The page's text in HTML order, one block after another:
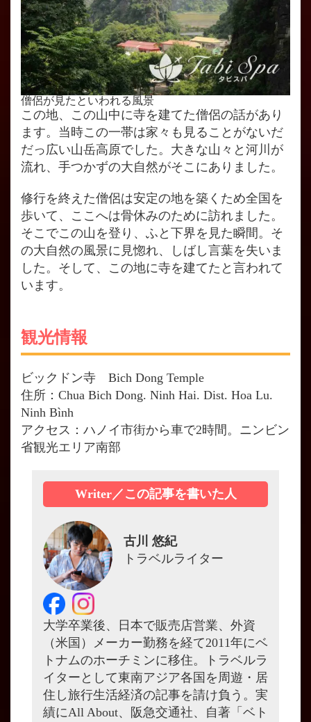
僧侶が見たといわれる風景
この地、この山中に寺を建てた僧侶の話があり
ます。当時この一帯は家々も見ることがないだ
だっ広い山岳高原でした。大きな山々と河川が
流れ、手つかずの大自然がそこにありました。
修行を終えた僧侶は安定の地を築くため全国を
歩いて、ここへは骨休みのために訪れました。
そこでこの山を登り、ふと下界を見た瞬間。そ
の大自然の風景に見惚れ、しばし言葉を失いま
した。そして、この地に寺を建てたと言われて
います。
観光情報
ビックドン寺 Bich Dong Temple
住所：Chua Bich Dong. Ninh Hai. Dist. Hoa Lu.
Ninh Bình
アクセス：ハノイ市街から車で2時間。ニンビン
省観光エリア南部
Writer／この記事を書いた人
古川 悠紀
トラベルライター
大学卒業後、日本で販売店営業、外資
（米国）メーカー勤務を経て2011年にベ
トナムのホーチミンに移住。トラベルラ
イターとして東南アジア各国を周遊・居
住し旅行生活経済の記事を請け負う。実
績にAll About、阪急交通社、自著「ベト